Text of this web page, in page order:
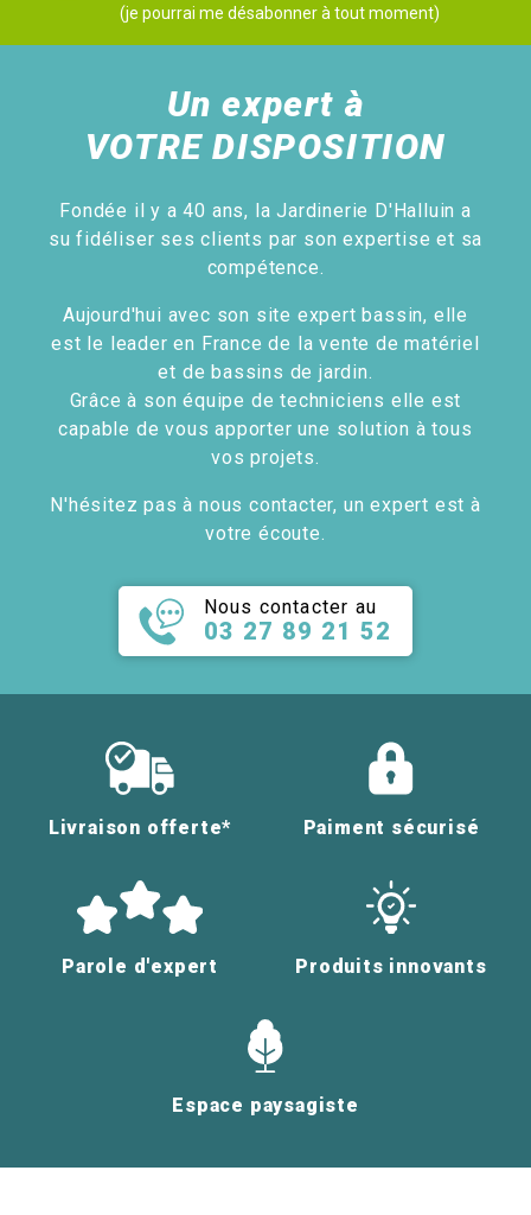
(je pourrai me désabonner à tout moment)
Un expert à
VOTRE DISPOSITION
Fondée il y a 40 ans, la Jardinerie D'Halluin a
su fidéliser ses clients par son expertise et sa
compétence.
Aujourd'hui avec son site expert bassin, elle
est le leader en France de la vente de matériel
et de bassins de jardin.
Grâce à son équipe de techniciens elle est
capable de vous apporter une solution à tous
vos projets.
N'hésitez pas à nous contacter, un expert est à
votre écoute.
Nous contacter au
03 27 89 21 52
Livraison offerte* Paiment sécurisé
Parole d'expert Produits innovants
Espace paysagiste